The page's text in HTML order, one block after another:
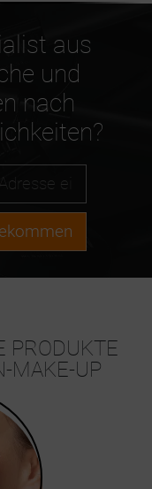
aus
und
nach
PRODUKTE
MAKE-UP